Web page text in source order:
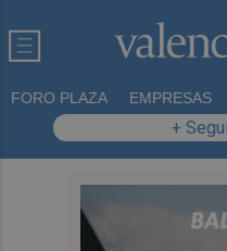
FORO PLAZA EMPRESAS
+